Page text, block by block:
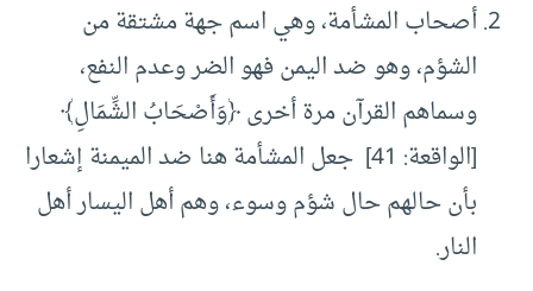
أصحاب المشأمة، وهي اسم جهة مشتقة من
الشؤم، وهو ضد اليمن فهو الضر وعدم النفع،
وسماهم القرآن مرة أخرى ﴿وَأَصْحَابُ الشِّمَالِ﴾
[الواقعة: 41] جعل المشأمة هنا ضد الميمنة إشعارا
بأن حالهم حال شؤم وسوء، وهم أهل اليسار أهل
النار.